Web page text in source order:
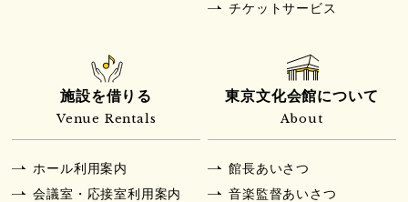
チケットサービス
施設を借りる
Venue Rentals
ホール利用案内
会議室・応接室利用案内
東京文化会館について
About
館長あいさつ
音楽監督あいさつ